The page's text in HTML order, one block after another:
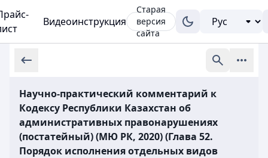
Видеоинструкция
Старая
версия
сайта
Научно-практический комментарий к
Кодексу Республики Казахстан об
административных правонарушениях
(постатейный) (МЮ РК, 2020) (Глава 52.
Порядок исполнения отдельных видов